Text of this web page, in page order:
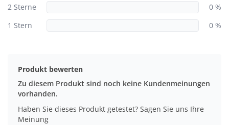
2 Sterne
0 %
1 Stern
0 %
Produkt bewerten
Zu diesem Produkt sind noch keine Kundenmeinungen
vorhanden.
Haben Sie dieses Produkt getestet? Sagen Sie uns Ihre
Meinung